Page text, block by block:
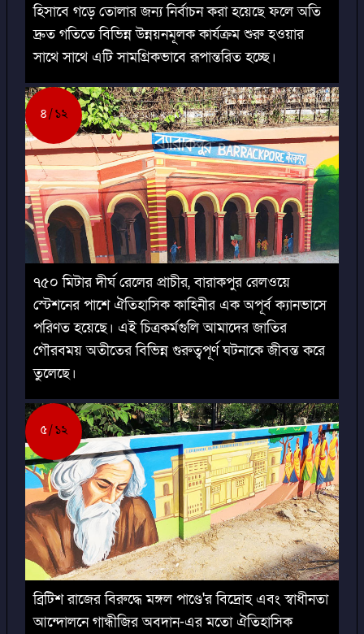
হিসাবে গড়ে তোলার জন্য নির্বাচন করা হয়েছে ফলে অতি
দ্রুত গতিতে বিভিন্ন উন্নয়নমূলক কার্যক্রম শুরু হওয়ার
সাথে সাথে এটি সামগ্রিকভাবে রূপান্তরিত হচ্ছে।
৪ ১২
৭৫০ মিটার দীর্ঘ রেলের প্রাচীর, বারাকপুর রেলওয়ে
স্টেশনের পাশে ঐতিহাসিক কাহিনীর এক অপূর্ব ক্যানভাসে
পরিণত হয়েছে। এই চিত্রকর্মগুলি আমাদের জাতির
গৌরবময় অতীতের বিভিন্ন গুরুত্বপূর্ণ ঘটনাকে জীবন্ত করে
তুলেছে।
৫ ১২
ব্রিটিশ রাজের বিরুদ্ধে মঙ্গল পাণ্ডে'র বিদ্রোহ এবং স্বাধীনতা
আন্দোলনে গান্ধীজির অবদান-এর মতো ঐতিহাসিক